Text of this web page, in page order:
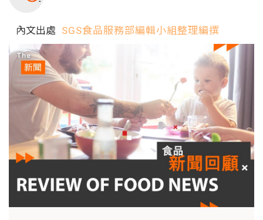
內文出處 SGS食品服務部編輯小組整理編撰